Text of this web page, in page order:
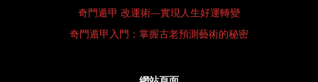
奇門遁甲 改運術—實現人生好運轉變
奇門遁甲入門：掌握古老預測藝術的秘密